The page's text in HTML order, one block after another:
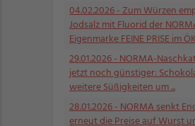
04.02.2026- Zum Würzen
Jodsalz mit Fluorid der
Eigenmarke FEINE PRISE im
29.01.2026- NORMA-
jetzt noch günstiger:
weitere Süßigkeiten um ...
28.01.2026- NORMA senkt
erneut die Preise auf Wurst